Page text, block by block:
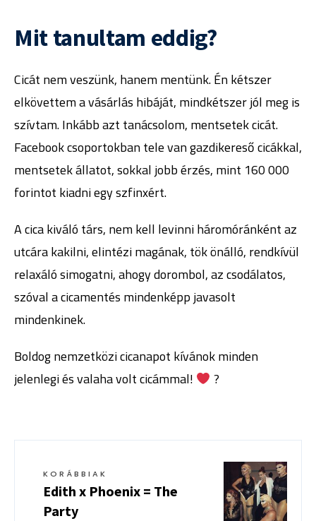
Mit tanultam eddig?
Cicát nem veszünk, hanem mentünk. Én kétszer
elkövettem a vásárlás hibáját, mindkétszer jól meg is
szívtam. Inkább azt tanácsolom, mentsetek cicát.
Facebook csoportokban tele van gazdikereső cicákkal,
mentsetek állatot, sokkal jobb érzés, mint 160 000
forintot kiadni egy szfinxért.
A cica kiváló társ, nem kell levinni háromóránként az
utcára kakilni, elintézi magának, tök önálló, rendkívül
relaxáló simogatni, ahogy dorombol, az csodálatos,
szóval a cicamentés mindenképp javasolt
mindenkinek.
Boldog nemzetközi cicanapot kívánok minden
jelenlegi és valaha volt cicámmal!
?
KORÁBBIAK
Edith x Phoenix = The
Party